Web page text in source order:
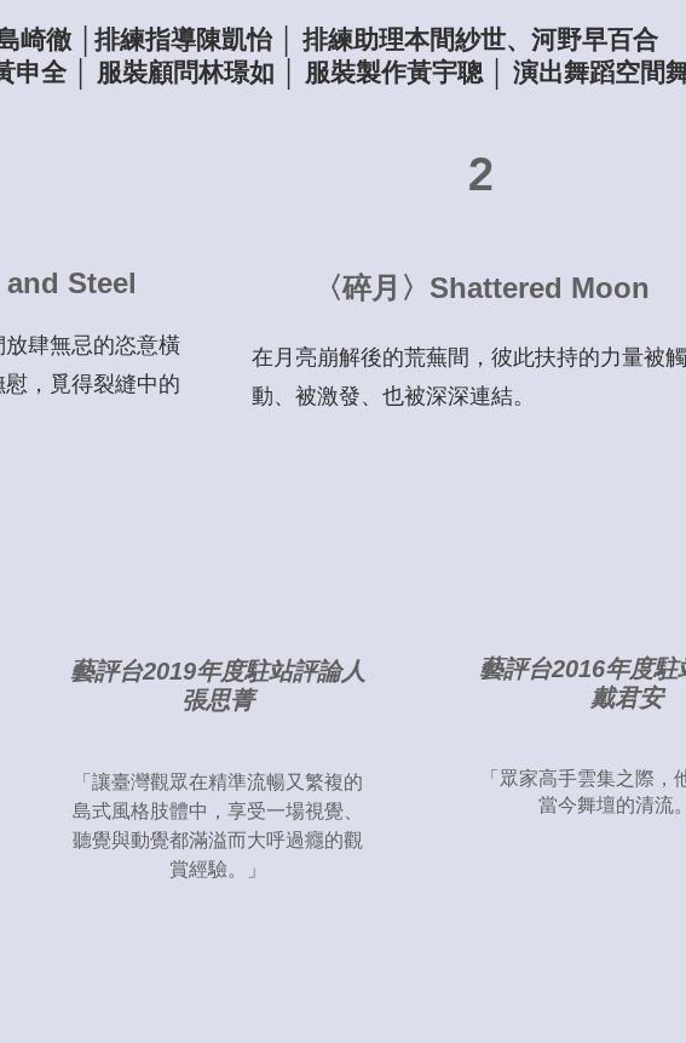
崎徹 │排練指導陳凱怡 │ 排練助理本間紗世、河野早百合
申全 │ 服裝顧問林璟如 │ 服裝製作黃宇聰 │ 演出舞蹈空間
and Steel
肆無忌的恣意橫
，覓得裂縫中的
2
〈碎月〉Shattered Moon
在月亮崩解後的荒蕪間，彼此扶持的力量被觸
動、被激發、也被深深連結。
藝評台2019年度駐站評論人
張思菁
「讓臺灣觀眾在精準流暢又繁複的
島式風格肢體中，享受一場視覺、
聽覺與動覺都滿溢而大呼過癮的觀
賞經驗。」
藝評台2016年度駐
戴君安
「眾家高手雲集之際，
當今舞壇的清流